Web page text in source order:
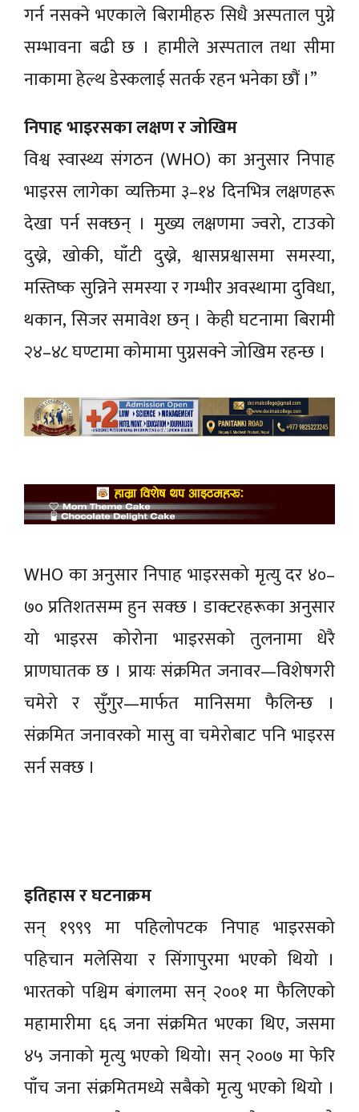
गर्न नसक्ने भएकाले बिरामीहरु सिधै अस्पताल पुग्ने
सम्भावना बढी छ । हामीले अस्पताल तथा सीमा
नाकामा हेल्थ डेस्कलाई सतर्क रहन भनेका छौं ।”
निपाह भाइरसका लक्षण र जोखिम
विश्व स्वास्थ्य संगठन (WHO) का अनुसार निपाह
भाइरस लागेका व्यक्तिमा ३–१४ दिनभित्र लक्षणहरू
देखा पर्न सक्छन् । मुख्य लक्षणमा ज्वरो, टाउको
दुख्ने, खोकी, घाँटी दुख्ने, श्वासप्रश्वासमा समस्या,
मस्तिष्क सुन्निने समस्या र गम्भीर अवस्थामा दुविधा,
थकान, सिजर समावेश छन् । केही घटनामा बिरामी
२४–४८ घण्टामा कोमामा पुग्नसक्ने जोखिम रहन्छ ।
WHO का अनुसार निपाह भाइरसको मृत्यु दर ४०–
७० प्रतिशतसम्म हुन सक्छ । डाक्टरहरूका अनुसार
यो भाइरस कोरोना भाइरसको तुलनामा धेरै
प्राणघातक छ । प्रायः संक्रमित जनावर—विशेषगरी
चमेरो र सुँगुर—मार्फत मानिसमा फैलिन्छ ।
संक्रमित जनावरको मासु वा चमेरोबाट पनि भाइरस
सर्न सक्छ ।
इतिहास र घटनाक्रम
सन् १९९९ मा पहिलोपटक निपाह भाइरसको
पहिचान मलेसिया र सिंगापुरमा भएको थियो ।
भारतको पश्चिम बंगालमा सन् २००१ मा फैलिएको
महामारीमा ६६ जना संक्रमित भएका थिए, जसमा
४५ जनाको मृत्यु भएको थियो। सन् २००७ मा फेरि
पाँच जना संक्रमितमध्ये सबैको मृत्यु भएको थियो ।